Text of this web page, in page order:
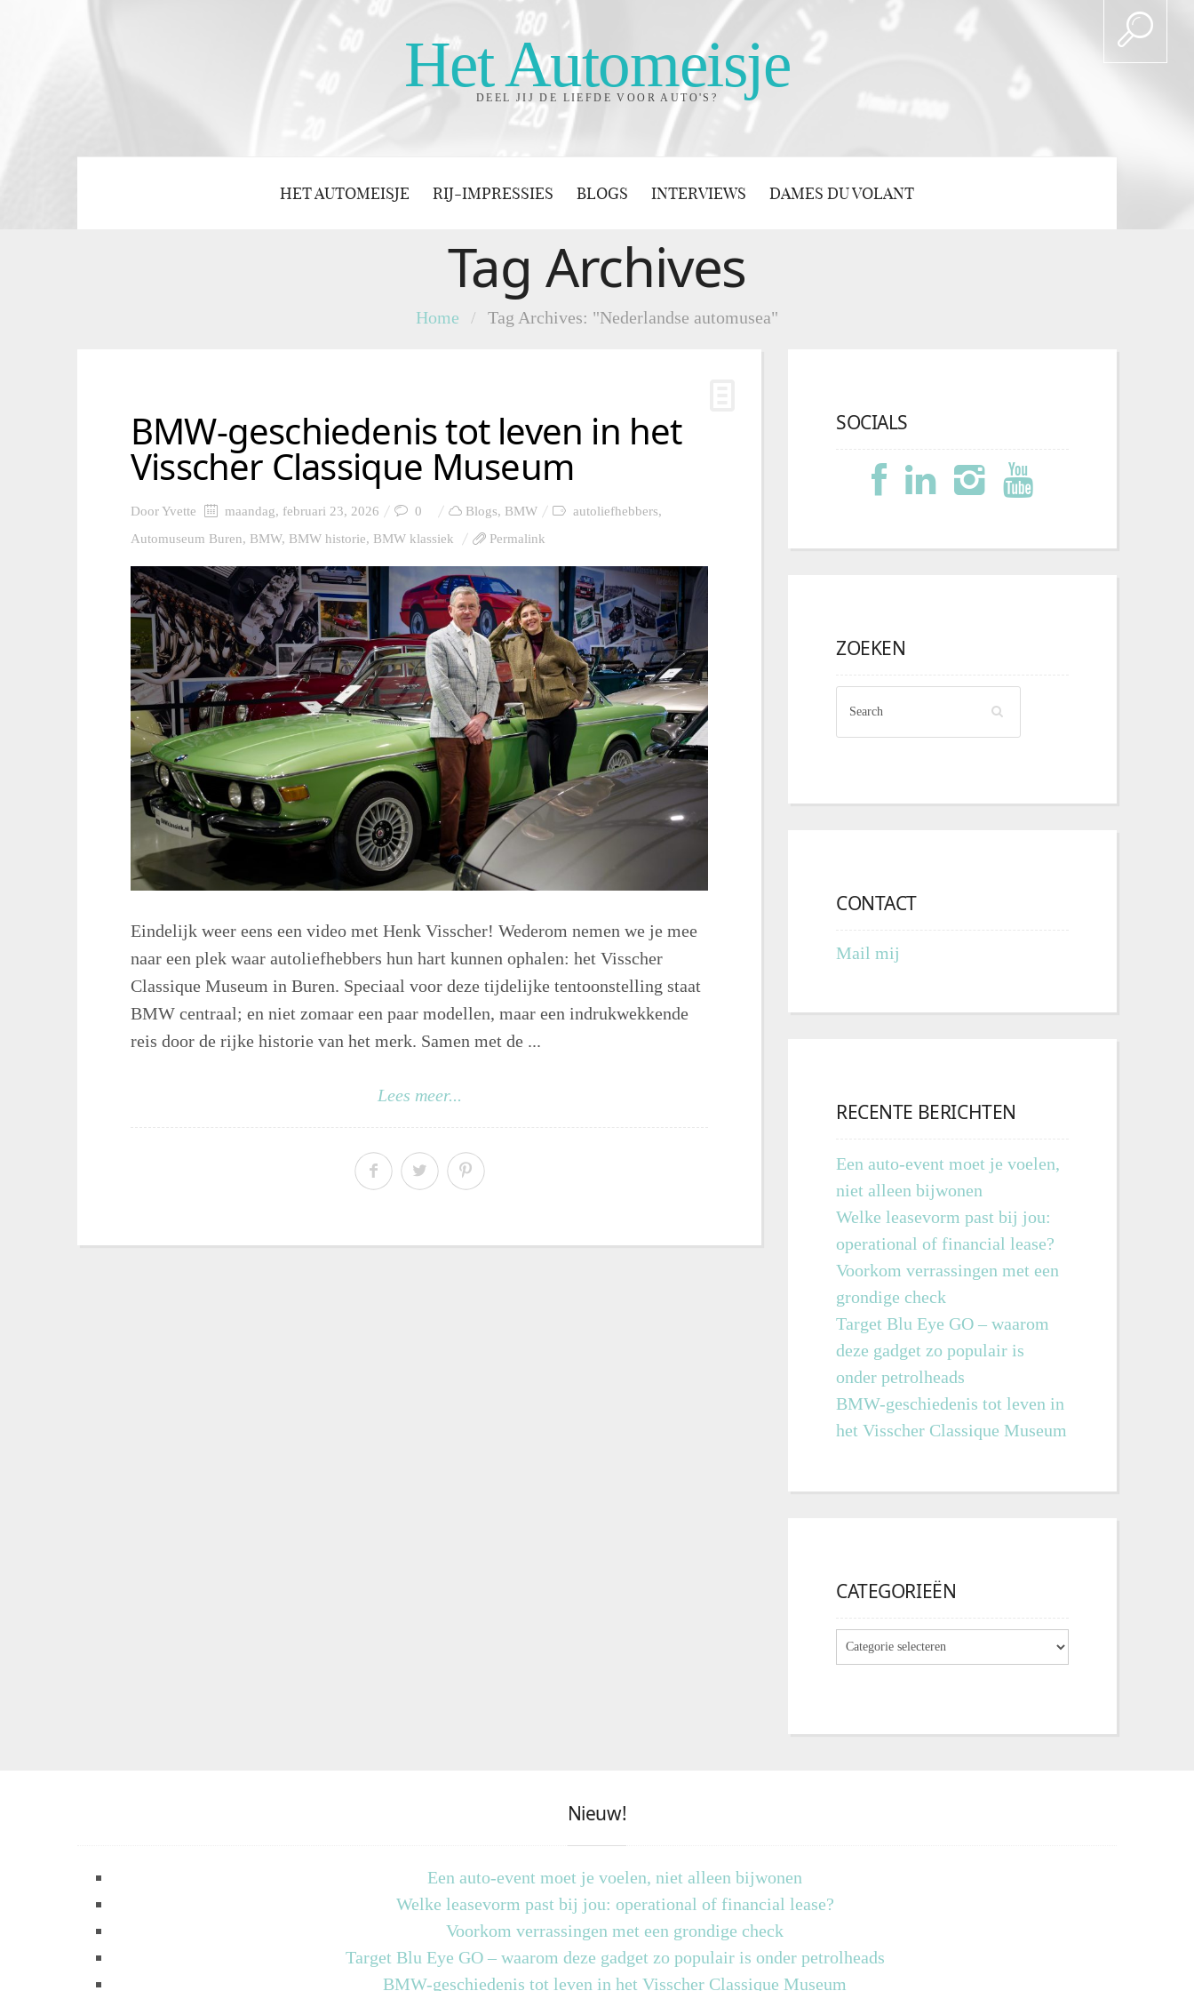
Het Automeisje
DEEL JIJ DE LIEFDE VOOR AUTO'S?
HET AUTOMEISJE RIJ-IMPRESSIES BLOGS INTERVIEWS DAMES DU VOLANT
Tag Archives
Home / Tag Archives: "Nederlandse automusea"
BMW-geschiedenis tot leven in het
Visscher Classique Museum
DoorYvette maandag, februari 23, 2026 0 Blogs, BMW autoliefhebbers,
Automuseum Buren, BMW, BMW historie, BMW klassiek Permalink
Eindelijk weer eens een video met Henk Visscher! Wederom nemen we je mee
naar een plek waar autoliefhebbers hun hart kunnen ophalen: het Visscher
Classique Museum in Buren. Speciaal voor deze tijdelijke tentoonstelling staat
BMW centraal; en niet zomaar een paar modellen, maar een indrukwekkende
reis door de rijke historie van het merk. Samen met de ...
Lees meer...
SOCIALS
ZOEKEN
CONTACT
Mail mij
RECENTE BERICHTEN
Een auto-event moet je voelen,
niet alleen bijwonen
Welke leasevorm past bij jou:
operational of financial lease?
Voorkom verrassingen met een
grondige check
Target Blu Eye GO – waarom
deze gadget zo populair is
onder petrolheads
BMW-geschiedenis tot leven in
het Visscher Classique Museum
CATEGORIEËN
Nieuw!
Een auto-event moet je voelen, niet alleen bijwonen
Welke leasevorm past bij jou: operational of financial lease?
Voorkom verrassingen met een grondige check
Target Blu Eye GO – waarom deze gadget zo populair is onder petrolheads
BMW-geschiedenis tot leven in het Visscher Classique Museum